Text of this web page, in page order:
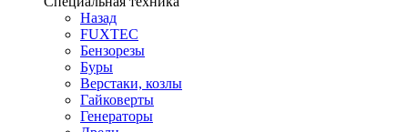
Назад
FUXTEC
Бензорезы
Буры
Верстаки, козлы
Гайковерты
Генераторы